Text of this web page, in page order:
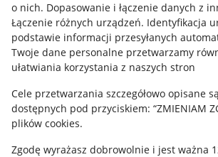
o nich. Dopasowanie i łączenie danych z
Łączenie różnych urządzeń. Identyfikacja
podstawie informacji przesyłanych
Twoje dane personalne przetwarzamy
ułatwiania korzystania z naszych stron
Cele przetwarzania szczegółowo opisane
dostępnych pod przyciskiem: “ZMIENIAM
plików cookies.
Zgodę wyrażasz dobrowolnie i jest ważna